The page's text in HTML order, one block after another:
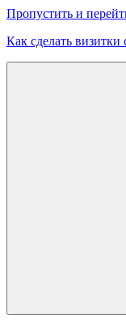
Пропустить и
Как сделать визитки